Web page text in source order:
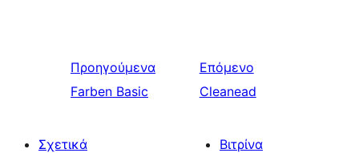
Προηγούμενα
Farben Basic
Επόμενο
Cleanead
Σχετικά
Βιτρίνα